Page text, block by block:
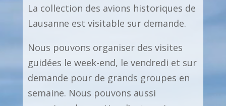
La collection des avions historiques de
Lausanne est visitable sur demande.
Nous pouvons organiser des visites
guidées le week-end, le vendredi et sur
demande pour de grands groupes en
semaine. Nous pouvons aussi